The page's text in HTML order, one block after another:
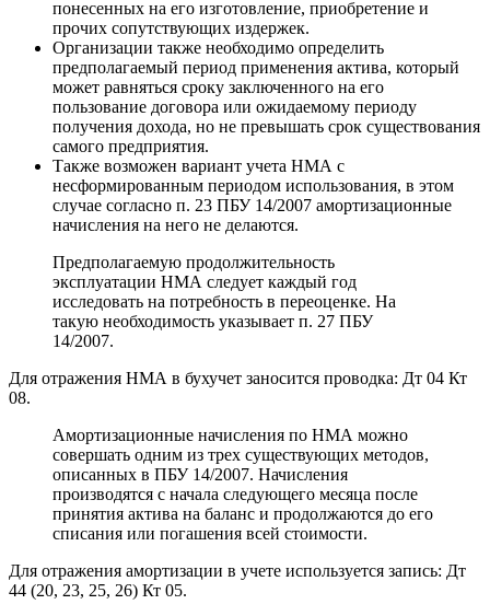
понесенных на его изготовление, приобретение и
прочих сопутствующих издержек.
Организации также необходимо определить
предполагаемый период применения актива, который
может равняться сроку заключенного на его
пользование договора или ожидаемому периоду
получения дохода, но не превышать срок существования
самого предприятия.
Также возможен вариант учета НМА с
несформированным периодом использования, в этом
случае согласно п. 23 ПБУ 14/2007 амортизационные
начисления на него не делаются.
Предполагаемую продолжительность
эксплуатации НМА следует каждый год
исследовать на потребность в переоценке. На
такую необходимость указывает п. 27 ПБУ
14/2007.
Для отражения НМА в бухучет заносится проводка: Дт 04 Кт
08.
Амортизационные начисления по НМА можно
совершать одним из трех существующих методов,
описанных в ПБУ 14/2007. Начисления
производятся с начала следующего месяца после
принятия актива на баланс и продолжаются до его
списания или погашения всей стоимости.
Для отражения амортизации в учете используется запись: Дт
44 (20, 23, 25, 26) Кт 05.